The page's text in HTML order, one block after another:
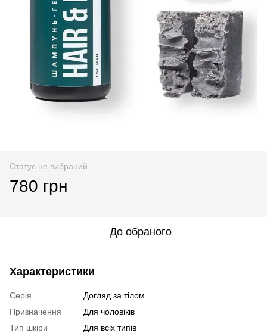
Статус не вибраний
780 грн
До обраного
Характеристики
Серія
Догляд за тілом
Призначення
Для чоловіків
Тип шкіри
Для всіх типів